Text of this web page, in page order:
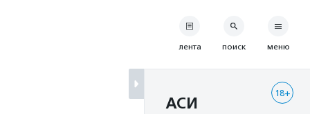
лента поиск меню
18+
АСИ